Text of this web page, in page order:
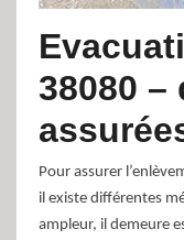
38080 –
Pour assurer
il existe différentes
ampleur, il demeure